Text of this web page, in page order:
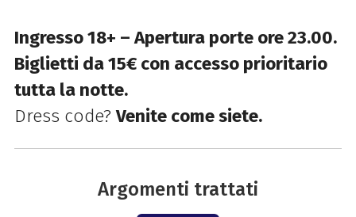
Ingresso 18+ – Apertura porte ore 23.00.
Biglietti da 15€ con accesso prioritario
tutta la notte.
Dress code?Venite come siete.
Argomenti trattati